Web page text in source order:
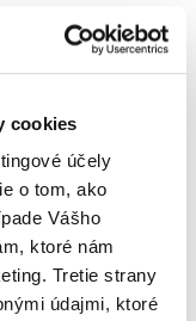
cookies
účely
o tom, ako
Vášho
ktoré nám
Tretie strany
údajmi, ktoré